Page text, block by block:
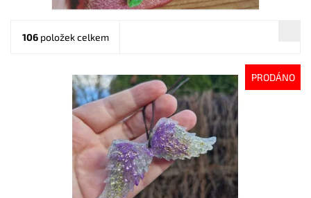
106 položek celkem
PRODÁNO